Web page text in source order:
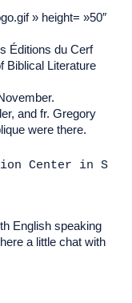
» height= »50″
Éditions du Cerf
Biblical Literature
and fr. Gregory
were there.
Center in San
English speaking
a little chat with